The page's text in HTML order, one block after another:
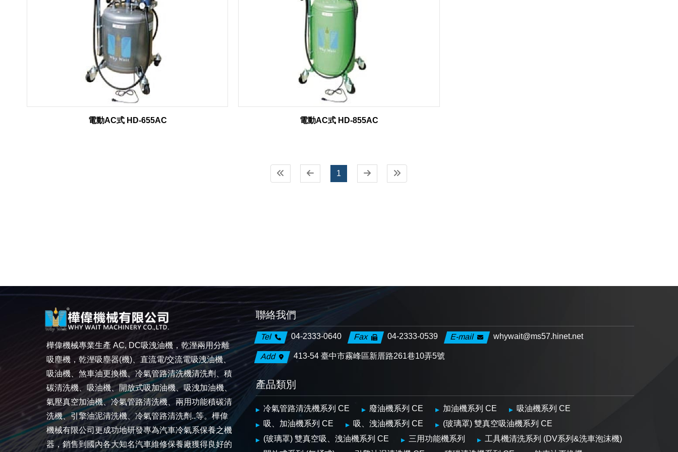
電動AC式 HD-655AC 電動AC式 HD-855AC
1
樺偉機械專業生產 AC, DC吸洩油機，乾溼兩用分離
吸塵機，乾溼吸塵器(機)、直流電/交流電吸洩油機、
吸油機、煞車油更換機、冷氣管路清洗機清洗劑、積
碳清洗機、吸油機、開放式吸加油機、吸洩加油機、
氣壓真空加油機、冷氣管路清洗機、兩用功能積碳清
洗機、引擎油泥清洗機、冷氣管路清洗劑..等。樺偉
機械有限公司更成功地研發專為汽車冷氣系保養之機
器，銷售到國內各大知名汽車維修保養廠獲得良好的
聯絡我們
Tel 04-2333-0640 Fax 04-2333-0539 E-mail whywait@ms57.hinet.net
Add 413-54 臺中市霧峰區新厝路261巷10弄5號
產品類別
冷氣管路清洗機系列 CE 廢油機系列 CE 加油機系列 CE
吸油機系列 CE
吸、加油機系列 CE
吸、洩油機系列 CE
(玻璃罩) 雙真空吸油機系列 CE
(玻璃罩) 雙真空吸、洩油機系列 CE
三用功能機系列
工具機清洗系列 (DV系列&洗車泡沫機)